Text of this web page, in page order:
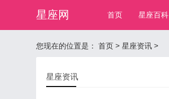
星座网 首页 星座百科
您现在的位置是： 首页 > 星座资讯 >
星座资讯